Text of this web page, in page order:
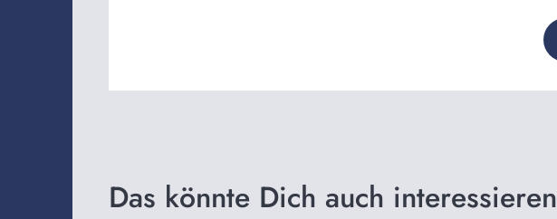
Das könnte Dich auch interessieren